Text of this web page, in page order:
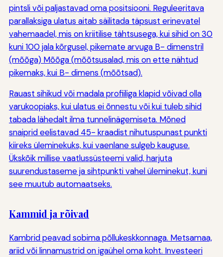
pintsli või paljastavad oma positsiooni. Reguleeritava
parallaksiga ulatus aitab säilitada täpsust erinevatel
vahemaadel, mis on kriitilise tähtsusega, kui sihid on 30
kuni 100 jala kõrgusel, pikemate arvuga B- dimenstril
(mõõga) Mõõga (mõõtsusalad, mis on ette nähtud
pikemaks, kui B- dimens (mõõtsad).
Rauast sihikud või madala profiiliga klapid võivad olla
varukoopiaks, kui ulatus ei õnnestu või kui tuleb sihid
tabada lähedalt ilma tunnelinägemiseta. Mõned
snaiprid eelistavad 45- kraadist nihutuspunast punkti
kiireks üleminekuks, kui vaenlane sulgeb kauguse.
Ükskõik millise vaatlussüsteemi valid, harjuta
suurendustaseme ja sihtpunkti vahel üleminekut, kuni
see muutub automaatseks.
Kammid ja rõivad
Kambrid peavad sobima põllukeskkonnaga. Metsamaa,
ariid või linnamustrid on igaühel oma koht. Investeeri